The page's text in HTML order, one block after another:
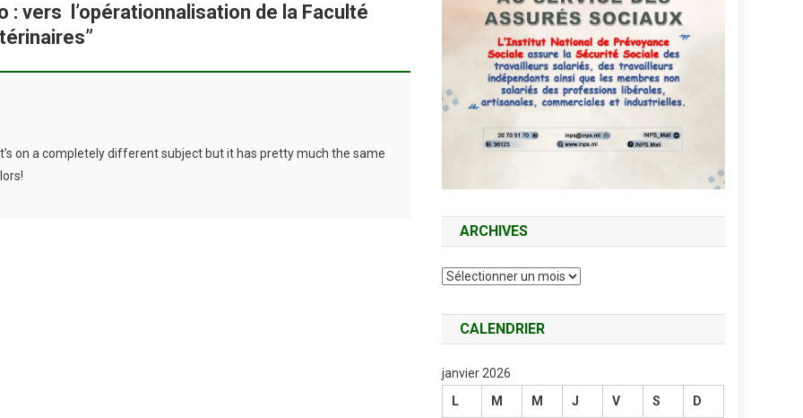
: vers l’opérationnalisation de la Faculté
”
on a completely different subject but it has pretty much the same
ARCHIVES
Archives
CALENDRIER
janvier 2026
L
M M J V S D